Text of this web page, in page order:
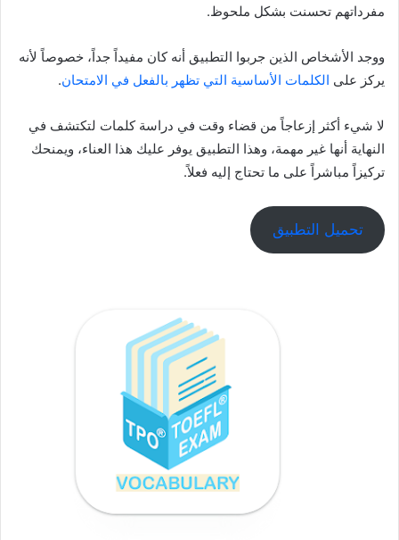
مفرداتهم تحسنت بشكل ملحوظ.
ووجد الأشخاص الذين جربوا التطبيق أنه كان مفيداً جداً، خصوصاً لأنه
يركز على الكلمات الأساسية التي تظهر بالفعل في الامتحان.
لا شيء أكثر إزعاجاً من قضاء وقت في دراسة كلمات لتكتشف في
النهاية أنها غير مهمة، وهذا التطبيق يوفر عليك هذا العناء، ويمنحك
تركيزاً مباشراً على ما تحتاج إليه فعلاً.
تحميل التطبيق